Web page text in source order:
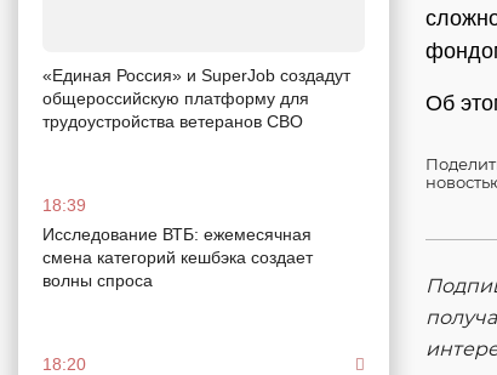
«Единая Россия» и SuperJob создадут
общероссийскую платформу для
трудоустройства ветеранов СВО
18:39
Исследование ВТБ: ежемесячная
смена категорий кешбэка создает
волны спроса
18:20
Об